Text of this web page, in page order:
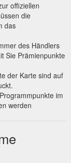
offiziellen
die
das
des Händlers
Sie Prämienpunkte
der Karte sind auf
im
werden